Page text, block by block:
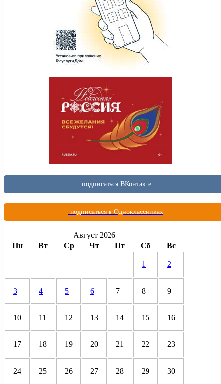
подписаться ВКонтакте
подписаться в Одноклассниках
Август 2026
Пн
Вт Ср Чт Пт Сб Вс
1 2
3 4 5 6 7 8 9
10 11 12 13 14 15 16
17 18 19 20 21 22 23
24 25 26 27 28 29 30